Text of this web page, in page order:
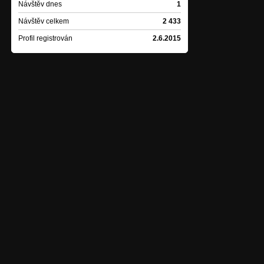
Návštěv dnes 1
Návštěv celkem 2 433
Profil registrován 2.6.2015